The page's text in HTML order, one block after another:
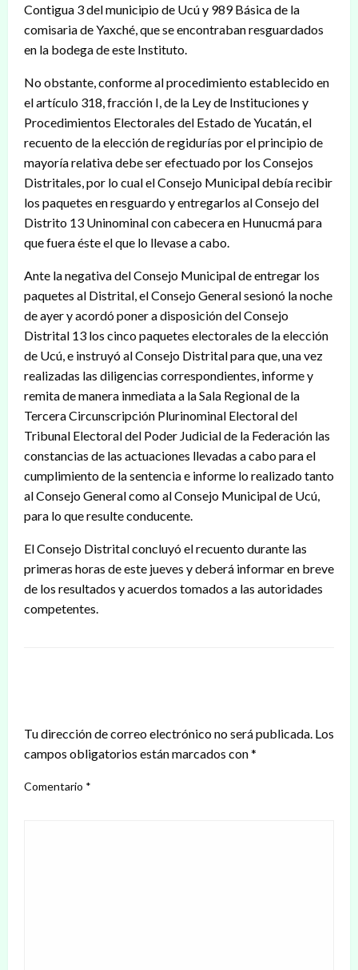
Contigua 3 del municipio de Ucú y 989 Básica de la
comisaria de Yaxché, que se encontraban resguardados
en la bodega de este Instituto.
No obstante, conforme al procedimiento establecido en
el artículo 318, fracción I, de la Ley de Instituciones y
Procedimientos Electorales del Estado de Yucatán, el
recuento de la elección de regidurías por el principio de
mayoría relativa debe ser efectuado por los Consejos
Distritales, por lo cual el Consejo Municipal debía recibir
los paquetes en resguardo y entregarlos al Consejo del
Distrito 13 Uninominal con cabecera en Hunucmá para
que fuera éste el que lo llevase a cabo.
Ante la negativa del Consejo Municipal de entregar los
paquetes al Distrital, el Consejo General sesionó la noche
de ayer y acordó poner a disposición del Consejo
Distrital 13 los cinco paquetes electorales de la elección
de Ucú, e instruyó al Consejo Distrital para que, una vez
realizadas las diligencias correspondientes, informe y
remita de manera inmediata a la Sala Regional de la
Tercera Circunscripción Plurinominal Electoral del
Tribunal Electoral del Poder Judicial de la Federación las
constancias de las actuaciones llevadas a cabo para el
cumplimiento de la sentencia e informe lo realizado tanto
al Consejo General como al Consejo Municipal de Ucú,
para lo que resulte conducente.
El Consejo Distrital concluyó el recuento durante las
primeras horas de este jueves y deberá informar en breve
de los resultados y acuerdos tomados a las autoridades
competentes.
Tu dirección de correo electrónico no será publicada. Los
campos obligatorios están marcados con*
Comentario *